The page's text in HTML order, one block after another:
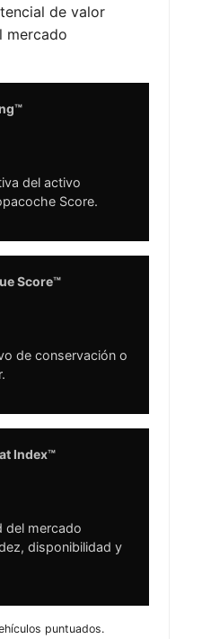
de valor
mercado
del activo
Score.
Score™
de conservación o
Index™
del mercado
disponibilidad y
puntuados.